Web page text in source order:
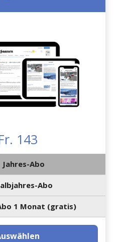
143
Jahres-Abo
Abo
1 Monat (gratis)